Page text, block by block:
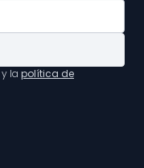
y la política de